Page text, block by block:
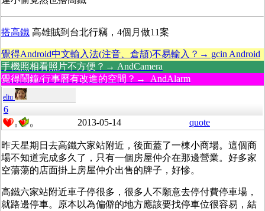
搭高鐵 高雄賊到台北行竊， 4個月做11案
覺得Android中文輸入法(注音、倉頡)不易輸入？→ gcin Android
手機照相看照片不方便？→ AndCamera
覺得鬧鐘/行事曆有改進的空間？→ AndAlarm
eliu
6
0 0 2013-05-14 quote
昨天星期日去高鐵六家站附近，後面蓋了一棟小商場。這個商
場不知道完成多久了，只有一個房屋仲介在那邊營業。好多家
空蕩蕩的店面掛上房屋仲介出售的牌子，好慘。
高鐵六家站附近車子停很多，很多人不願意去停付費停車場，
就路邊停車。原本以為偏僻的地方應該要找停車位很容易，結